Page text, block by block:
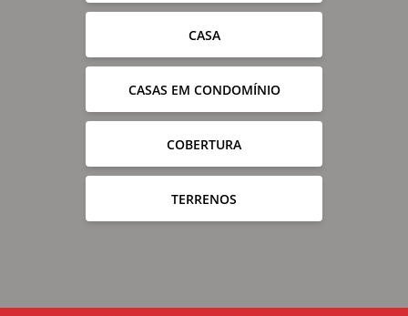
CASA
CASAS EM CONDOMÍNIO
COBERTURA
TERRENOS